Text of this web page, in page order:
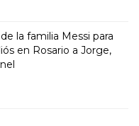
la familia Messi para
en Rosario a Jorge,